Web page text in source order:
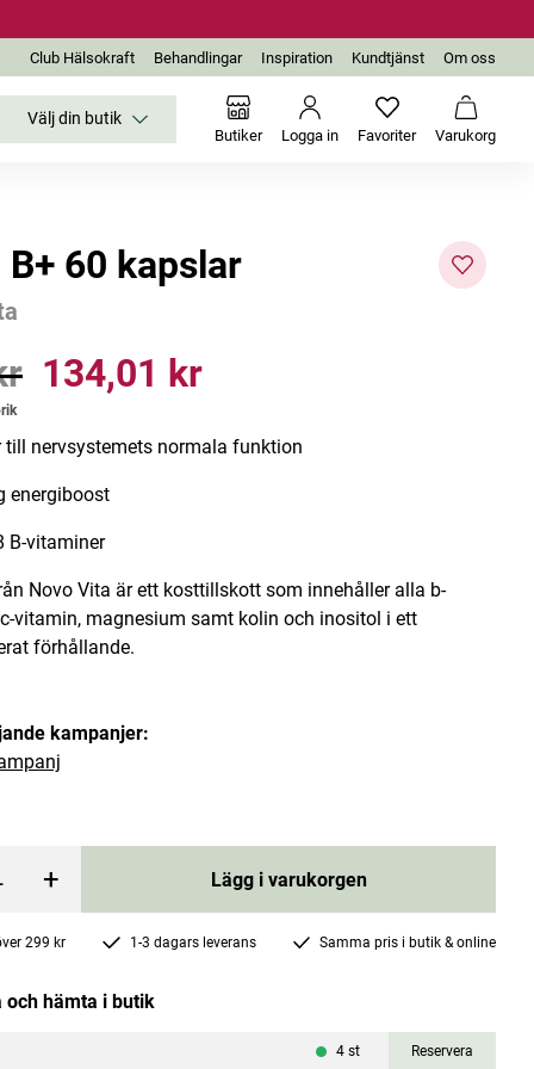
Club Hälsokraft Behandlingar Inspiration Kundtjänst Om oss
Välj din butik
Butiker Logga in FavoriterInga favoriter
Varukorg
Lägg i varukorgen
60 kapslar
Pris: 134,01 kr
134,01 kr
till nervsystemets normala funktion
energiboost
B-vitaminer
Novo Vita är ett kosttillskott som innehåller alla b-
vitamin, magnesium samt kolin och inositol i ett
förhållande.
kampanjer:
+ Lägg i varukorgen
299 kr 1-3 dagars leverans Samma pris i butik & online
och hämta i butik
4 st Reservera